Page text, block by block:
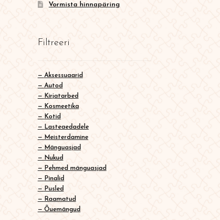
Vormista hinnapäring
Filtreeri
Aksessuaarid
Autod
Kirjatarbed
Kosmeetika
Kotid
Lasteaedadele
Meisterdamine
Mänguasjad
Nukud
Pehmed mänguasjad
Pinalid
Pusled
Raamatud
Õuemängud